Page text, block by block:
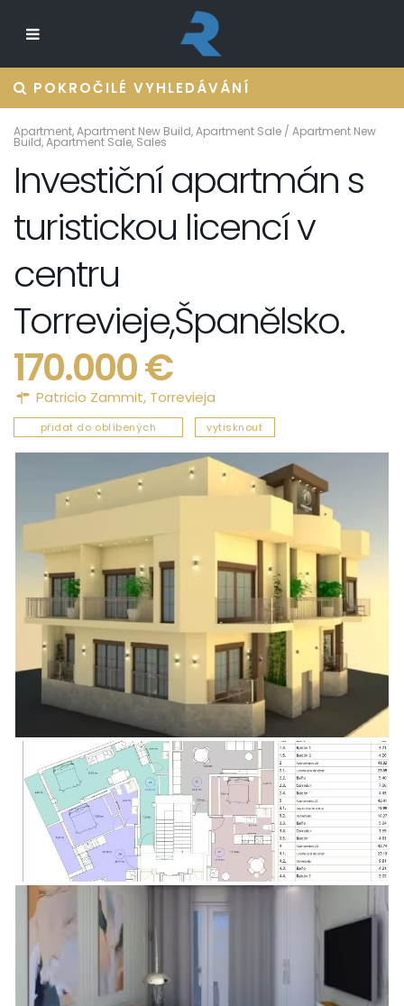
POKROČILÉ VYHLEDÁVÁNÍ
Apartment,Apartment New Build,Apartment Sale / Apartment New
Build,Apartment Sale, Sales
Investiční apartmán s
turistickou licencí v
centru
Torrevieje,Španělsko.
170.000 €
Patricio Zammit, Torrevieja
přidat do oblíbených vytisknout